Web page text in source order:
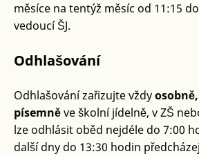
měsíce na tentýž měsíc od 11:15
vedoucí ŠJ.
Odhlašování
Odhlašování zařizujte vždy
písemněve školní jídelně, v ZŠ
lze odhlásit oběd nejdéle do 7:00
další dny do 13:30 hodin